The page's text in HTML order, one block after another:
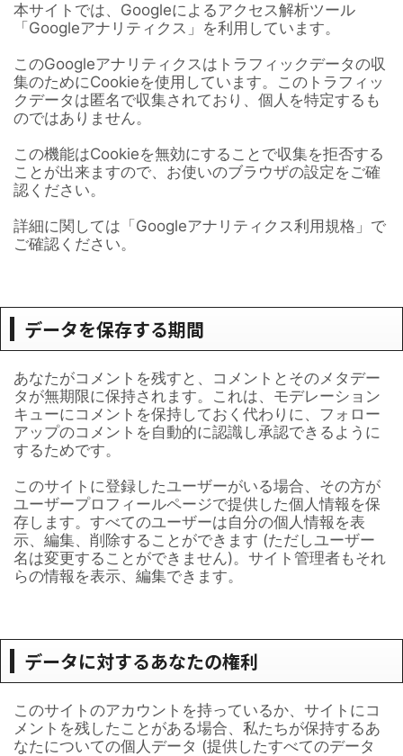
本サイトでは、Googleによるアクセス解析ツール
「Googleアナリティクス」を利用しています。
このGoogleアナリティクスはトラフィックデータの収
集のためにCookieを使用しています。このトラフィッ
クデータは匿名で収集されており、個人を特定するも
のではありません。
この機能はCookieを無効にすることで収集を拒否する
ことが出来ますので、お使いのブラウザの設定をご確
認ください。
詳細に関しては「Googleアナリティクス利用規格」で
ご確認ください。
データを保存する期間
あなたがコメントを残すと、コメントとそのメタデー
タが無期限に保持されます。これは、モデレーション
キューにコメントを保持しておく代わりに、フォロー
アップのコメントを自動的に認識し承認できるように
するためです。
このサイトに登録したユーザーがいる場合、その方が
ユーザープロフィールページで提供した個人情報を保
存します。すべてのユーザーは自分の個人情報を表
示、編集、削除することができます (ただしユーザー
名は変更することができません)。サイト管理者もそれ
らの情報を表示、編集できます。
データに対するあなたの権利
このサイトのアカウントを持っているか、サイトにコ
メントを残したことがある場合、私たちが保持するあ
なたについての個人データ (提供したすべてのデータ